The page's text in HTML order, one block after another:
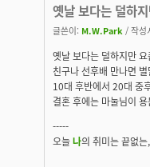
옛날 보다는 덜하
글쓴이: M.W.Park / 작성
옛날 보다는 덜하지만
친구나 선후배 만나면
10대 후반에서 20대 중
결혼 후에는 마눌님이
-----
오늘나의 취미는 끝없